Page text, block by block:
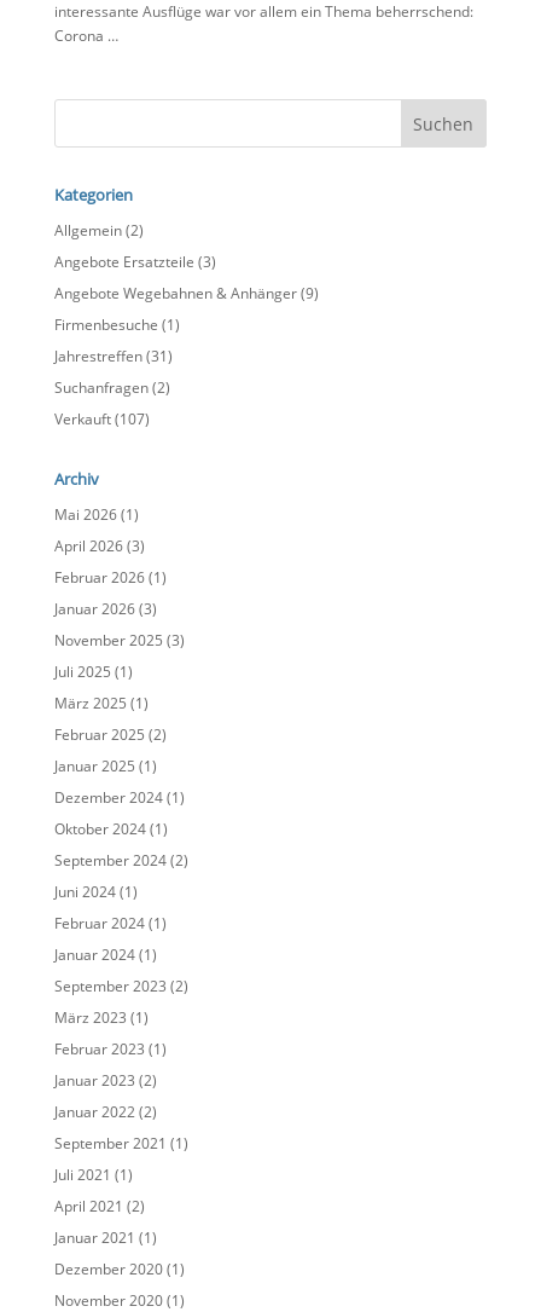
interessante Ausflüge war vor allem ein Thema beherrschend:
Corona …
Kategorien
Allgemein(2)
Angebote Ersatzteile (3)
Angebote Wegebahnen & Anhänger(9)
Firmenbesuche (1)
Jahrestreffen(31)
Suchanfragen(2)
Verkauft(107)
Archiv
Mai 2026(1)
April 2026(3)
Februar 2026(1)
Januar 2026(3)
November 2025 (3)
Juli 2025 (1)
März 2025 (1)
Februar 2025 (2)
Januar 2025 (1)
Dezember 2024(1)
Oktober 2024(1)
September 2024(2)
Juni 2024(1)
Februar 2024(1)
Januar 2024(1)
September 2023 (2)
März 2023 (1)
Februar 2023 (1)
Januar 2023 (2)
Januar 2022(2)
September 2021 (1)
Juli 2021 (1)
April 2021 (2)
Januar 2021 (1)
Dezember 2020(1)
November 2020(1)